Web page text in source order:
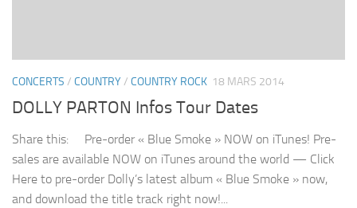
CONCERTS / COUNTRY/ COUNTRY ROCK 18 MARS 2014
DOLLY PARTON Infos Tour Dates
Share this: Pre-order « Blue Smoke » NOW on iTunes! Pre-
sales are available NOW on iTunes around the world — Click
Here to pre-order Dolly’s latest album « Blue Smoke » now,
and download the title track right now!...